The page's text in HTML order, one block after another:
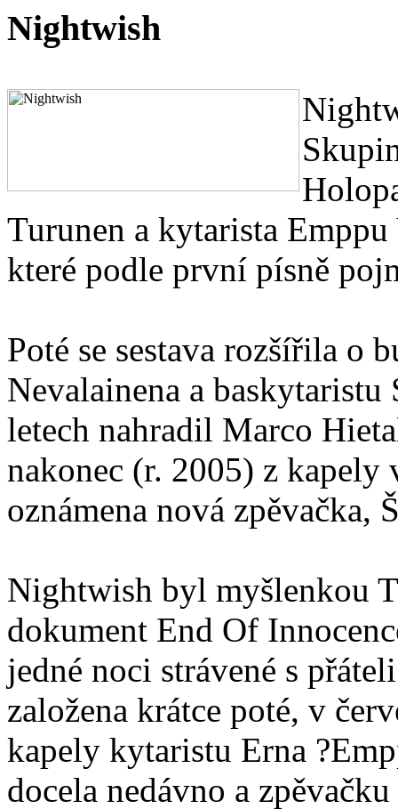
Nightwish
Turunen a kytarista
které podle první písně
Poté se sestava rozšířila o
Nevalainena a
letech nahradil Marco
nakonec (r. 2005) z
oznámena nová zpěvačka,
Nightwish byl myšlenkou
dokument End Of
jedné noci strávené s
založena krátce poté, v
kapely kytaristu Erna
docela nedávno a